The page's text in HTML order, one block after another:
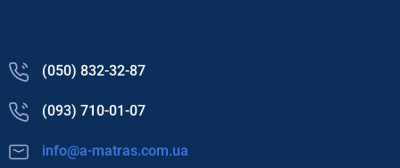
(050) 832-32-87
(093) 710-01-07
info@a-matras.com.ua